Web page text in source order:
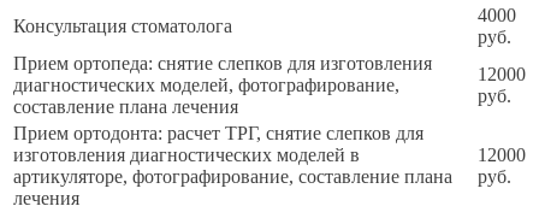
Консультация стоматолога
4000
руб.
Прием ортопеда: снятие слепков для изготовления
диагностических моделей, фотографирование,
составление плана лечения
12000
руб.
Прием ортодонта: расчет ТРГ, снятие слепков для
изготовления диагностических моделей в
артикуляторе, фотографирование, составление плана
лечения
12000
руб.